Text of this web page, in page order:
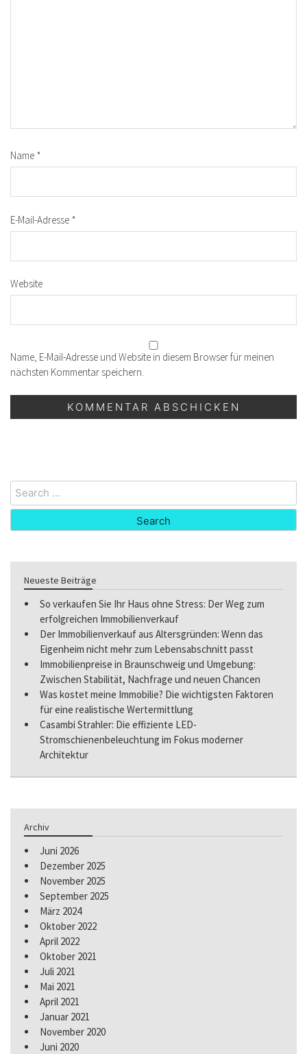
Name *
E-Mail-Adresse *
Website
Name, E-Mail-Adresse und Website in diesem Browser für meinen
nächsten Kommentar speichern.
Search
for:
Neueste Beiträge
So verkaufen Sie Ihr Haus ohne Stress: Der Weg zum
erfolgreichen Immobilienverkauf
Der Immobilienverkauf aus Altersgründen: Wenn das
Eigenheim nicht mehr zum Lebensabschnitt passt
Immobilienpreise in Braunschweig und Umgebung:
Zwischen Stabilität, Nachfrage und neuen Chancen
Was kostet meine Immobilie? Die wichtigsten Faktoren
für eine realistische Wertermittlung
Casambi Strahler: Die effiziente LED-
Stromschienenbeleuchtung im Fokus moderner
Architektur
Archiv
Juni 2026
Dezember 2025
November 2025
September 2025
März 2024
Oktober 2022
April 2022
Oktober 2021
Juli 2021
Mai 2021
April 2021
Januar 2021
November 2020
Juni 2020